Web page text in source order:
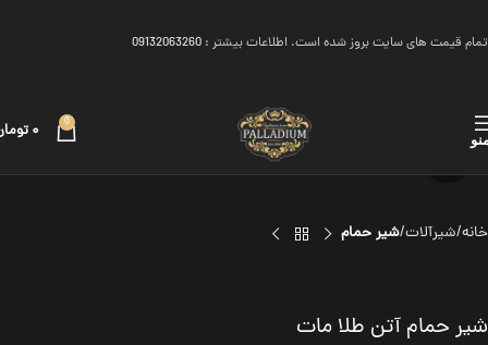
تمام قیمت های سایت بروز شده است. اطلاعات بیشتر : 09132063260
0 ۰
برای بزرگنمایی کلیک کنید
خانه شیرآلات شیر حمام
شیر حمام آتن طلا مات